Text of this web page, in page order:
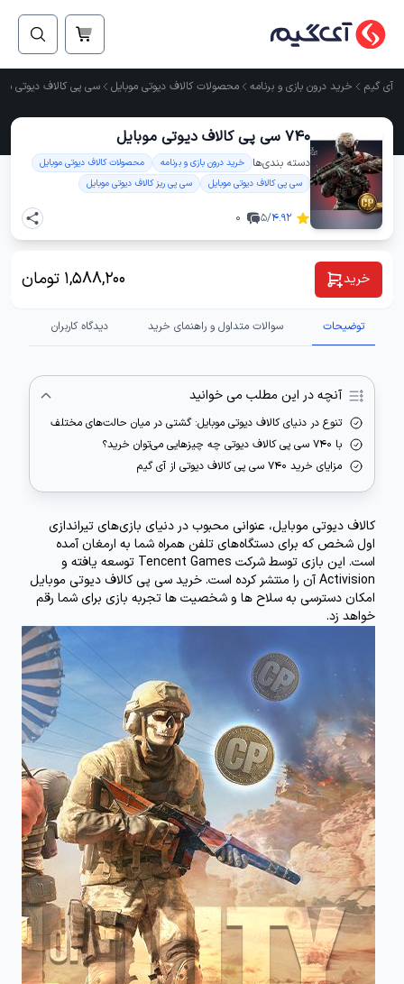
آی گیم خرید درون بازی و برنامه محصولات کالاف دیوتی موبایل سی پی کالاف دیوتی
740 سی پی کالاف دیوتی موبایل
دسته ‌بندی‌ها خرید درون بازی و برنامه
محصولات کالاف دیوتی موبایل
سی پی کالاف دیوتی موبایل
سی پی ریز کالاف دیوتی موبایل
4.92
/5
0
خرید 1,588,200 تومان
توضیحات سوالات متداول و راهنمای خرید دیدگاه کاربران
آنچه در این مطلب می خوانید
تنوع در دنیای کالاف دیوتی موبایل: گشتی در میان حالت‌های مختلف
با 740 سی پی کالاف دیوتی چه چیزهایی می‌توان خرید؟
مزایای خرید 740 سی پی کالاف دیوتی از آی گیم
کالاف دیوتی موبایل، عنوانی محبوب در دنیای بازی‌های تیراندازی
اول شخص که برای دستگاه‌های تلفن همراه شما به ارمغان آمده
است. این بازی توسط شرکت Tencent Games توسعه یافته و
Activision آن را منتشر کرده است.
خرید سی پی کالاف دیوتی موبایل
امکان دسترسی به سلاح ها و شخصیت ها تجربه بازی برای شما رقم
خواهد زد.